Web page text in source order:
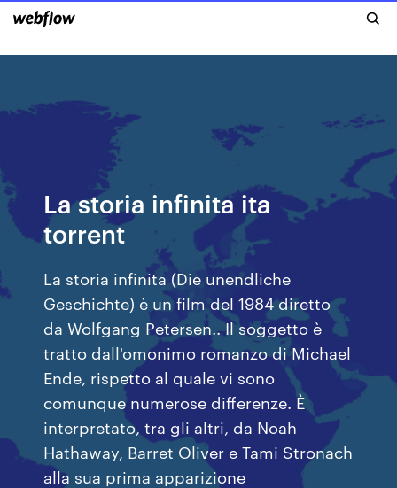
La storia infinita ita
torrent
La storia infinita (Die unendliche
Geschichte) è un film del 1984 diretto
da Wolfgang Petersen.. Il soggetto è
tratto dall'omonimo romanzo di Michael
Ende, rispetto al quale vi sono
comunque numerose differenze. È
interpretato, tra gli altri, da Noah
Hathaway, Barret Oliver e Tami Stronach
alla sua prima apparizione